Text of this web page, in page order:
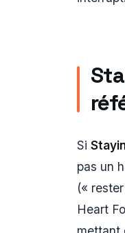
Si
pas un
(«
Heart